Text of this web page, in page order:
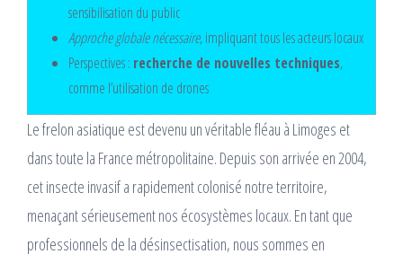
sensibilisation du public
Approche globale nécessaire, impliquant tous les acteurs locaux
Perspectives : recherche de nouvelles techniques,
comme l’utilisation de drones
Le frelon asiatique est devenu un véritable fléau à Limoges et
dans toute la France métropolitaine. Depuis son arrivée en 2004,
cet insecte invasif a rapidement colonisé notre territoire,
menaçant sérieusement nos écosystèmes locaux. En tant que
professionnels de la désinsectisation, nous sommes en